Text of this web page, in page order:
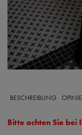
BESCHREIBUNG OPINIE
Bitte achten Sie bei